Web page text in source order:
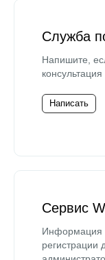
Служба
Напишите,
консультация
Написать
Сервис
Информация
регистрации